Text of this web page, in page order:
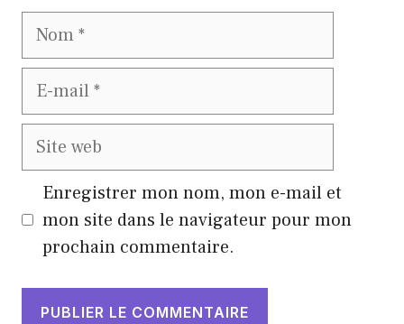
Nom
E-
Site
Enregistrer mon nom, mon e-mail et
mon site dans le navigateur pour mon
prochain commentaire.